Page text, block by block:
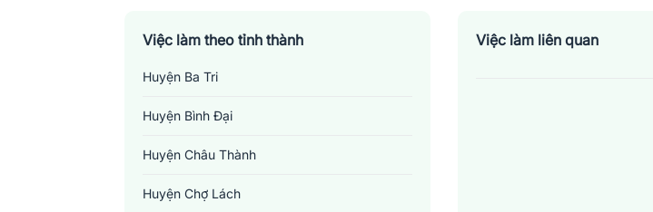
Việc làm theo tỉnh thành
Huyện Ba Tri
Huyện Bình Đại
Huyện Châu Thành
Huyện Chợ Lách
Việc làm liên quan